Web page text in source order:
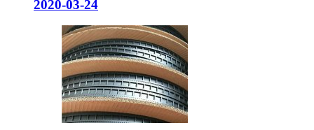
2020-03-24